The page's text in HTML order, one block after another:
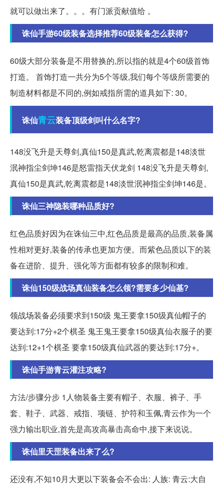
就可以做出来了。。。有门派贡献值给 。
诛仙手游60级装备选择推荐60级装备怎么获得?
60级大部分装备是不用替换的,所以指的就是4个60级首饰
打造。 首饰打造一共分为5个等级,我们每个等级所需要的
制造材料都是不同的,例如戒指所需的道具如下: 30。
诛仙青云装备顶级剑叫什么名字?
148没飞升是天尊剑,真仙150是真武,乾离震都是148淡世
泯神指尘剑坤146是怒雷指天伏龙剑 148没飞升是天尊剑,
真仙150是真武,乾离震都是148淡世泯神指尘剑坤146是。
诛仙三神隐装哪种品质好?
红色品质好因为在诛仙三中,红色品质是最高的品质,装备属
性相对更好,装备的传承也更加方便。而紫色品质以下的装
备在进阶、提升、强化等方面都有较多的限制和难。
诛仙150级战场真仙装备怎么领?需要多少仙基?
领战场装备必须要求到150级 鬼王要拿150级真仙帽子的
要达到:17分+2个棋圣 鬼王鬼王要拿150级真仙衣服子的要
达到:12+1个棋圣 要拿150级真仙武器的要达到:17分+。
诛仙手游青云灌注攻略?
方法/步骤分步 1人物装备主要有帽子、衣服、裤子、手
套、鞋子、武器、戒指、项链、护符和玉佩,青云作为一个
强力输出职业,首先是高攻高暴击高命中,接下来说说。
诛仙里天罡装备出来了么?
还没有,不知10月大更以下装备会不会出: 人族: 青云:大自